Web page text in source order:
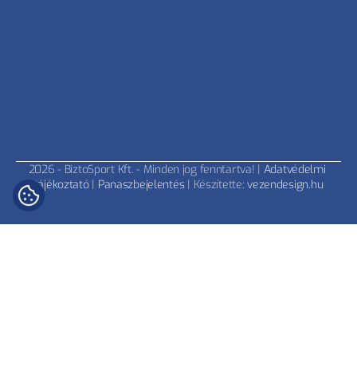
ÉRDEKEL
2026 - BiztoSport Kft. - Minden jog fenntartva! | Adatvédelmi
tájékoztató | Panaszbejelentés | Készítette: vezendesign.hu